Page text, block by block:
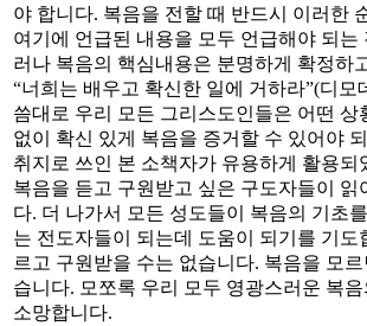
야 합니다. 복음을 전할 때 반드시 이러한
여기에 언급된 내용을 모두 언급해야 되는
러나 복음의 핵심내용은 분명하게 확정하
“너희는 배우고 확신한 일에 거하라”(디모
씀대로 우리 모든 그리스도인들은 어떤 상
없이 확신 있게 복음을 증거할 수 있어야
취지로 쓰인 본 소책자가 유용하게 활용되
복음을 듣고 구원받고 싶은 구도자들이 읽
다. 더 나가서 모든 성도들이 복음의 기초
는 전도자들이 되는데 도움이 되기를 기도
르고 구원받을 수는 없습니다. 복음을 모
습니다. 모쪼록 우리 모두 영광스러운 복
소망합니다.